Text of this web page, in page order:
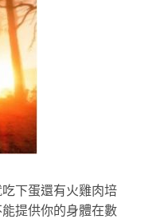
下蛋還有火雞肉培
提供你的身體在數